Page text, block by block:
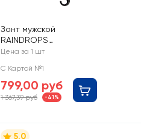
Зонт мужской
RAINDROPS
суперавтомат, Арт.
Цена за 1 шт
С Картой №1
799,00 руб
1 367,39 руб -41%
5.0